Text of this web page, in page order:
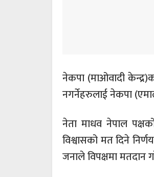
नेकपा (माओवादी
नगर्नेहरुलाई नेकपा
नेता माधव नेपाल
विश्वासको मत दिने
जनाले विपक्षमा मतदान